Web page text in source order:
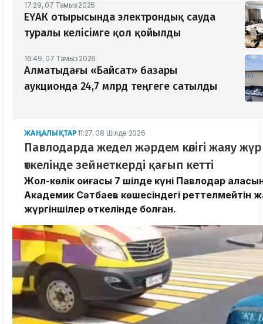
17:29, 07 Тамыз 2026
ЕҮАК отырысында электрондық сауда
туралы келісімге қол қойылды
16:49, 07 Тамыз 2026
Алматыдағы «Байсат» базары
аукционда 24,7 млрд теңгеге сатылды
ЖАҢАЛЫҚТАР 11:27, 08 Шілде 2026
Павлодарда жедел жәрдем көлігі жаяу
өткелінде зейнеткерді қағып кетті
Жол-көлік оқиғасы 7 шілде күні Павлодар
Академик Сәтбаев көшесіндегі реттелмейтін
жүргіншілер өткелінде болған.